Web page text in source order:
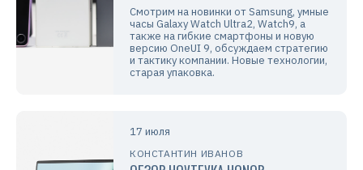
Смотрим на новинки от Samsung, умные
часы Galaxy Watch Ultra2, Watch9, а
также на гибкие смартфоны и новую
версию OneUI 9, обсуждаем стратегию
и тактику компании. Новые технологии,
старая упаковка.
17 июля
КОНСТАНТИН ИВАНОВ